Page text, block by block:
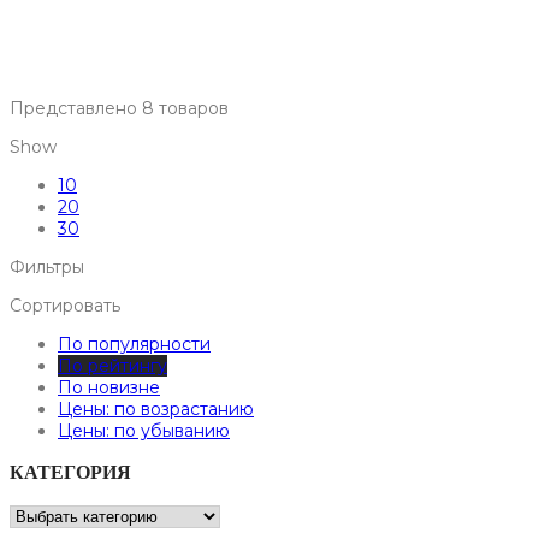
Представлено 8 товаров
Show
10
20
30
Фильтры
Сортировать
По популярности
По рейтингу
По новизне
Цены: по возрастанию
Цены: по убыванию
КАТЕГОРИЯ